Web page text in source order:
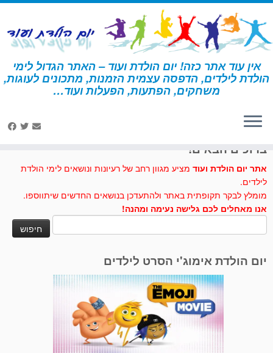
דלג
לתוכן
אין עוד אתר כזה! יום הולדת ועוד – האתר הגדול לימי
הולדת לילדים, הדפסה עצמית הזמנות, מתכונים לעוגות,
משחקים, הפתעות, הפעלות ועוד… דף הבית » עוגת כלב דלמטי
ברוכים הבאים!
אתר יום הולדת ועוד מציע מגוון רחב של רעיונות ונושאים לימי הולדת
לילדים.
מומלץ לבקר תקופתית באתר ולהתעדכן בנושאים החדשים שיתווספו.
אנו מאחלים לכם גלישה נעימה ומהנה!
יום הולדת אימוג'י הסרט לילדים